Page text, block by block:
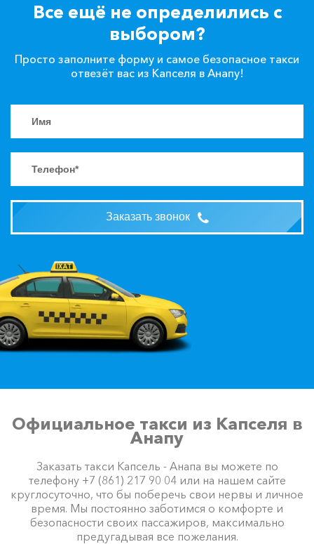
Все ещё не определились с
выбором?
Просто заполните форму и самое безопасное такси
отвезёт вас из Капселя в Анапу!
Заказать звонок
Официальное такси из Капселя в
Анапу
Заказать такси Капсель - Анапа вы можете по
телефону +7 (861) 217 90 04 или на нашем сайте
круглосуточно, что бы поберечь свои нервы и личное
время. Мы постоянно заботимся о комфорте и
безопасности своих пассажиров, максимально
предугадывая все пожелания.